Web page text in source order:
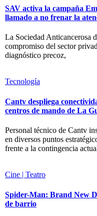
SAV activa la campaña
llamado a no frenar la
La Sociedad Anticancerosa
compromiso del sector
diagnóstico precoz,
Tecnología
Cantv despliega
centros de mando de La
Personal técnico de Cantv
en diversos puntos
frente a la contingencia
Cine | Teatro
Spider-Man: Brand New
de barrio